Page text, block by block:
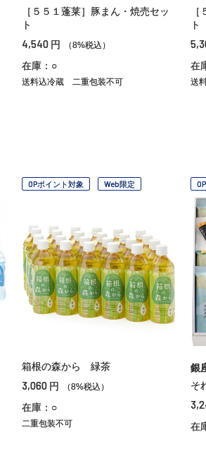
［５５１蓬莱］豚まん・焼売セッ
ト
4,540 円 （8%税込）
在庫：○
送料込冷蔵 二重包装不可
ト
在
送
OPポイント対象 Web限定
箱根の森から 緑茶
3,060 円 （8%税込）
在庫：○
二重包装不可
銀
そ
在